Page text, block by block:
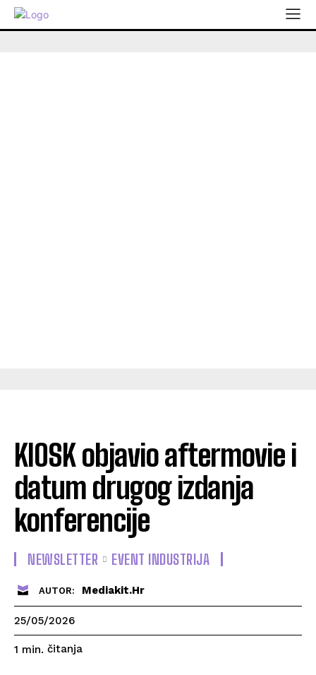
KIOSK objavio aftermovie i
datum drugog izdanja
konferencije
NEWSLETTER EVENT INDUSTRIJA
AUTOR: Mediakit.hr
25/05/2026
1 min. čitanja